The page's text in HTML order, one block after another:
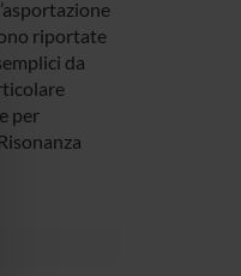
riportate
da
per